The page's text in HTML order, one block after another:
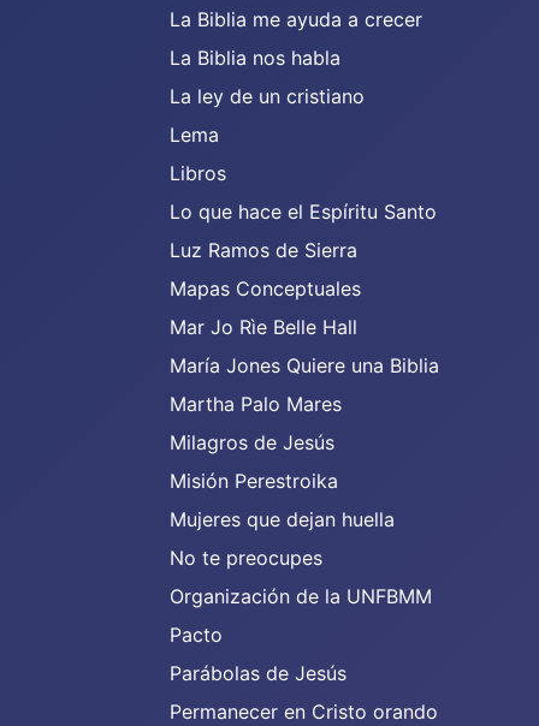
La Biblia me ayuda a crecer
La Biblia nos habla
La ley de un cristiano
Lema
Libros
Lo que hace el Espíritu Santo
Luz Ramos de Sierra
Mapas Conceptuales
Mar Jo Rìe Belle Hall
María Jones Quiere una Biblia
Martha Palo Mares
Milagros de Jesús
Misión Perestroika
Mujeres que dejan huella
No te preocupes
Organización de la UNFBMM
Pacto
Parábolas de Jesús
Permanecer en Cristo orando